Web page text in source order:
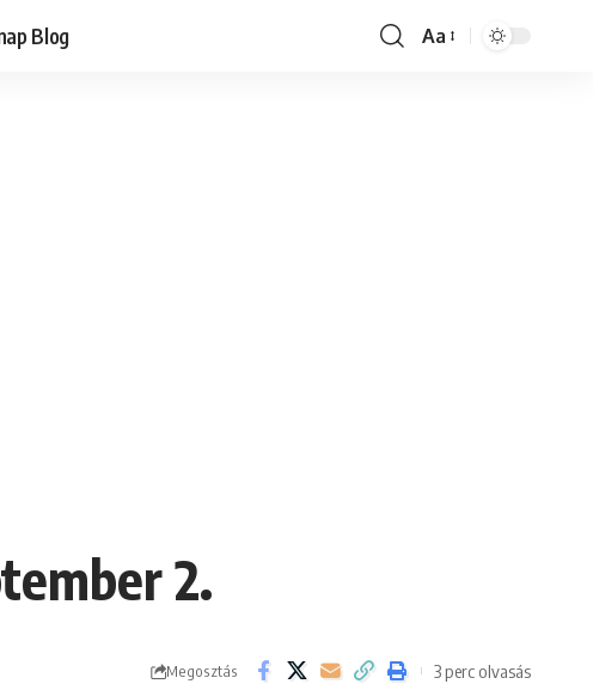
Blog
Font
Aa
2.
Megosztás 3 perc olvasás